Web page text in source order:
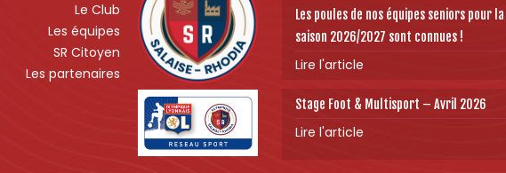
Le Club
Les équipes
SR Citoyen
Les partenaires
Les poules de nos équipes seniors pour la
saison 2026/2027 sont connues !
Lire l'article
Stage Foot & Multisport – Avril 2026
Lire l'article